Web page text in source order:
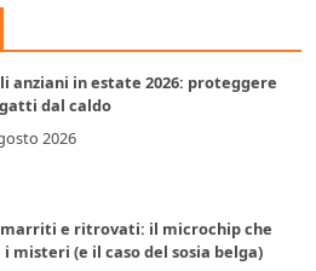
anziani in estate 2026: proteggere
dal caldo
2026
e ritrovati: il microchip che
i misteri (e il caso del sosia belga)